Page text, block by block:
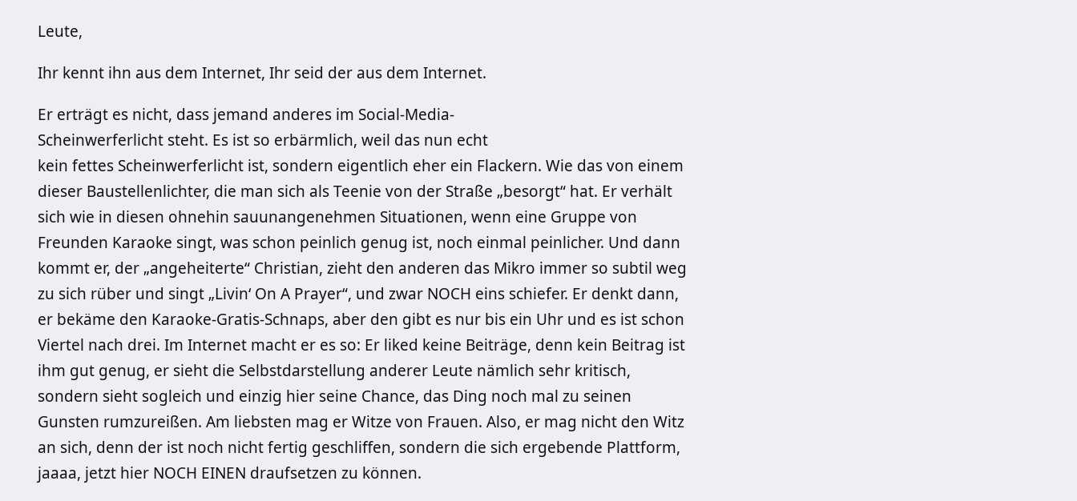
Leute,
Ihr kennt ihn aus dem Internet, Ihr seid der aus dem Internet.
Er erträgt es nicht, dass jemand anderes im Social-Media-
Scheinwerferlicht steht. Es ist so erbärmlich, weil das nun echt
kein fettes Scheinwerferlicht ist, sondern eigentlich eher ein Flackern. Wie das von einem
dieser Baustellenlichter, die man sich als Teenie von der Straße „besorgt“ hat. Er verhält
sich wie in diesen ohnehin sauunangenehmen Situationen, wenn eine Gruppe von
Freunden Karaoke singt, was schon peinlich genug ist, noch einmal peinlicher. Und dann
kommt er, der „angeheiterte“ Christian, zieht den anderen das Mikro immer so subtil weg
zu sich rüber und singt „Livin‘ On A Prayer“, und zwar NOCH eins schiefer. Er denkt dann,
er bekäme den Karaoke-Gratis-Schnaps, aber den gibt es nur bis ein Uhr und es ist schon
Viertel nach drei. Im Internet macht er es so: Er liked keine Beiträge, denn kein Beitrag ist
ihm gut genug, er sieht die Selbstdarstellung anderer Leute nämlich sehr kritisch,
sondern sieht sogleich und einzig hier seine Chance, das Ding noch mal zu seinen
Gunsten rumzureißen. Am liebsten mag er Witze von Frauen. Also, er mag nicht den Witz
an sich, denn der ist noch nicht fertig geschliffen, sondern die sich ergebende Plattform,
jaaaa, jetzt hier NOCH EINEN draufsetzen zu können.